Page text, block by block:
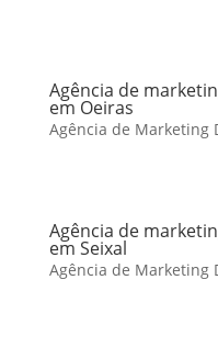
Agência de
em Oeiras
Agência de Marketing
Agência de
em Seixal
Agência de Marketing